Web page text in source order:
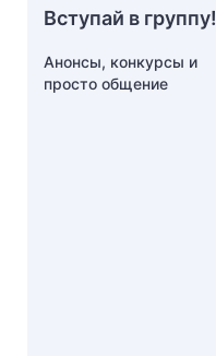
Вступай в группу!
Анонсы, конкурсы и
просто общение